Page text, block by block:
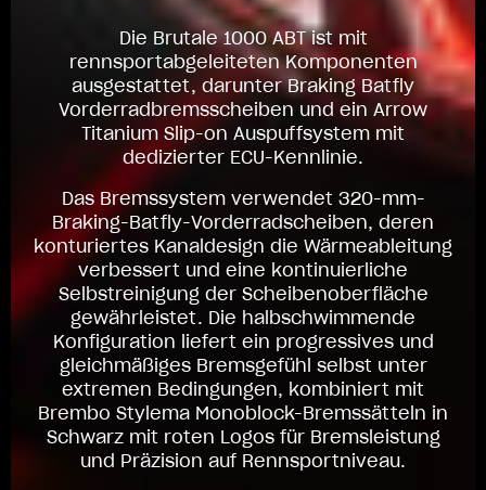
Die Brutale 1000 ABT ist mit
rennsportabgeleiteten Komponenten
ausgestattet, darunter Braking Batfly
Vorderradbremsscheiben und ein Arrow
Titanium Slip-on Auspuffsystem mit
dedizierter ECU-Kennlinie.
Das Bremssystem verwendet 320-mm-
Braking-Batfly-Vorderradscheiben, deren
konturiertes Kanaldesign die Wärmeableitung
verbessert und eine kontinuierliche
Selbstreinigung der Scheibenoberfläche
gewährleistet. Die halbschwimmende
Konfiguration liefert ein progressives und
gleichmäßiges Bremsgefühl selbst unter
extremen Bedingungen, kombiniert mit
Brembo Stylema Monoblock-Bremssätteln in
Schwarz mit roten Logos für Bremsleistung
und Präzision auf Rennsportniveau.